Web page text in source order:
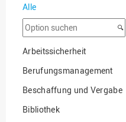
Alle
Option
suchen
Arbeitssicherheit
Berufungsmanagement
Beschaffung und Vergabe
Bibliothek